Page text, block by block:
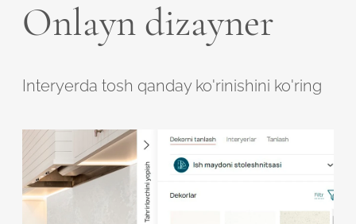
Onlayn dizayner
Interyerda tosh qanday ko'rinishini ko'ring